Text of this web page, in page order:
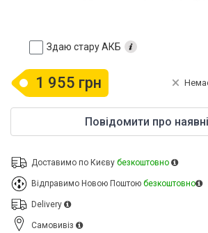
Здаю стару АКБ
1 955 грн
Повідомити про
Доставимо по Києву безкоштовно
Відправимо Новою Поштою безкоштовно
Delivery
Cамовивіз